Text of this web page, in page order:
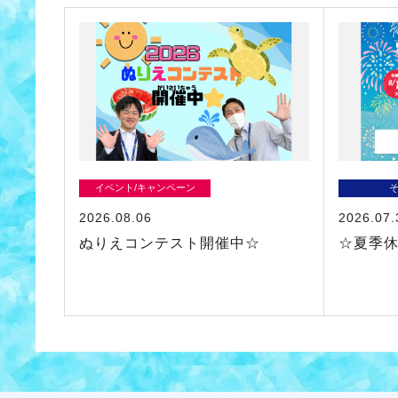
イベント/キャンペーン
2026.08.06
ぬりえコンテスト開催中☆ ☆夏季